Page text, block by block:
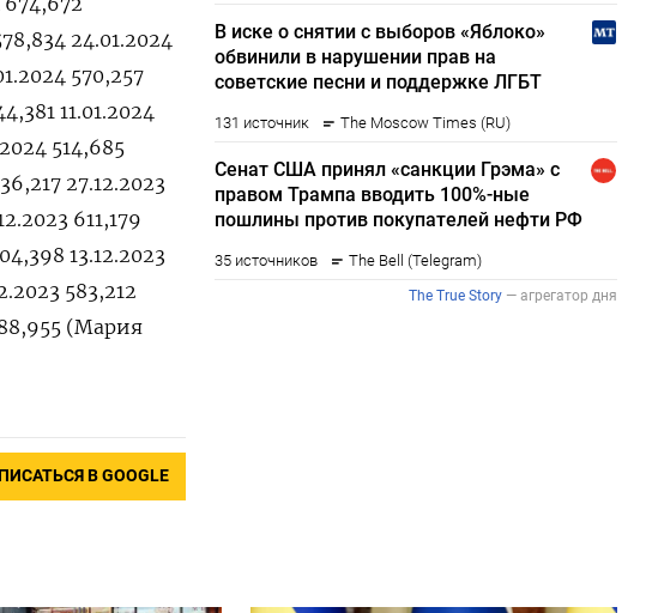
24.01.2024
570,257
11.01.2024
514,685
27.12.2023
611,179
13.12.2023
583,212
(Мария
В GOOGLE